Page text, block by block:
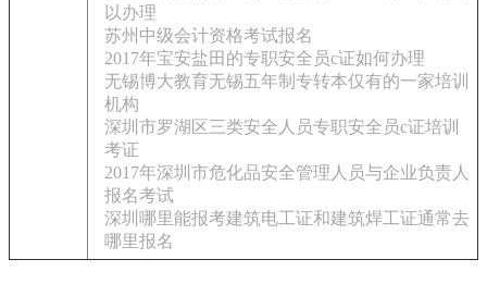
以办理
苏州中级会计资格考试报名
2017年宝安盐田的专职安全员c证如何办理
无锡博大教育无锡五年制专转本仅有的一家培训
机构
深圳市罗湖区三类安全人员专职安全员c证培训
考证
2017年深圳市危化品安全管理人员与企业负责人
报名考试
深圳哪里能报考建筑电工证和建筑焊工证通常去
哪里报名